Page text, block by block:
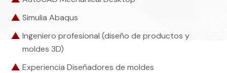
Simulia Abaqus
Ingeniero profesional (diseño de productos y
moldes 3D)
Experiencia Diseñadores de moldes